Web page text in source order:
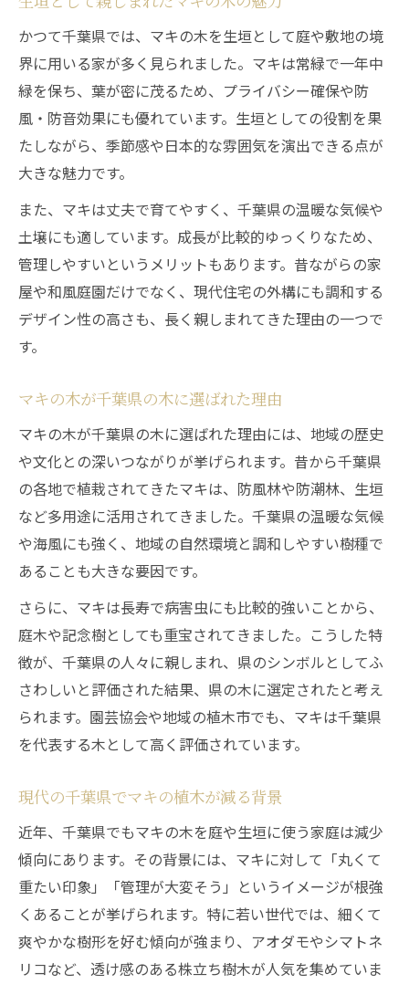
かつて千葉県では、マキの木を生垣として庭や敷地の境
界に用いる家が多く見られました。マキは常緑で一年中
緑を保ち、葉が密に茂るため、プライバシー確保や防
風・防音効果にも優れています。生垣としての役割を果
たしながら、季節感や日本的な雰囲気を演出できる点が
大きな魅力です。
また、マキは丈夫で育てやすく、千葉県の温暖な気候や
土壌にも適しています。成長が比較的ゆっくりなため、
管理しやすいというメリットもあります。昔ながらの家
屋や和風庭園だけでなく、現代住宅の外構にも調和する
デザイン性の高さも、長く親しまれてきた理由の一つで
す。
マキの木が千葉県の木に選ばれた理由
マキの木が千葉県の木に選ばれた理由には、地域の歴史
や文化との深いつながりが挙げられます。昔から千葉県
の各地で植栽されてきたマキは、防風林や防潮林、生垣
など多用途に活用されてきました。千葉県の温暖な気候
や海風にも強く、地域の自然環境と調和しやすい樹種で
あることも大きな要因です。
さらに、マキは長寿で病害虫にも比較的強いことから、
庭木や記念樹としても重宝されてきました。こうした特
徴が、千葉県の人々に親しまれ、県のシンボルとしてふ
さわしいと評価された結果、県の木に選定されたと考え
られます。園芸協会や地域の植木市でも、マキは千葉県
を代表する木として高く評価されています。
現代の千葉県でマキの植木が減る背景
近年、千葉県でもマキの木を庭や生垣に使う家庭は減少
傾向にあります。その背景には、マキに対して「丸くて
重たい印象」「管理が大変そう」というイメージが根強
くあることが挙げられます。特に若い世代では、細くて
爽やかな樹形を好む傾向が強まり、アオダモやシマトネ
リコなど、透け感のある株立ち樹木が人気を集めていま